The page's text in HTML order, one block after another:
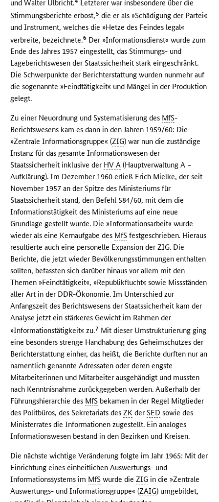
und Walter Ulbricht.
Letzterer war insbesondere über die
Stimmungsberichte erbost, 5 die er als »Schädigung der Partei«
und Instrument, welches die »Hetze des Feindes legal«
verbreite, bezeichnete.6 Der »Informationsdienst« wurde zum
Ende des Jahres 1957 eingestellt, das Stimmungs- und
Lageberichtswesen der Staatssicherheit stark eingeschränkt.
Die Schwerpunkte der Berichterstattung wurden nunmehr auf
die sogenannte »Feindtätigkeit« und Mängel in der Produktion
gelegt.
Zu einer Neuordnung und Systematisierung des MfS-
Berichtswesens kam es dann in den Jahren 1959/60: Die
»Zentrale Informationsgruppe« (ZIG) war nun die zuständige
Instanz für das gesamte Informationswesen der
Staatssicherheit inklusive der HV A (Hauptverwaltung A –
Aufklärung). Im Dezember 1960 erließ Erich Mielke, der seit
November 1957 an der Spitze des Ministeriums für
Staatssicherheit stand, den Befehl 584/60, mit dem die
Informationstätigkeit des Ministeriums auf eine neue
Grundlage gestellt wurde. Die »Informationsarbeit« wurde
wieder als eine Kernaufgabe des MfS festgeschrieben. Hieraus
resultierte auch eine personelle Expansion derZIG. Die
Berichte, die jetzt wieder Bevölkerungsstimmungen enthalten
sollten, befassten sich darüber hinaus vor allem mit den
Themen »Feindtätigkeit«, »Republikflucht« sowie Missständen
aller Art in der DDR-Ökonomie. Im Unterschied zur
Anfangszeit des Berichtswesens der Staatssicherheit kam der
Analyse jetzt ein stärkeres Gewicht im Rahmen der
»Informationstätigkeit« zu.7 Mit dieser Umstrukturierung ging
eine besonders strenge Handhabung des Geheimschutzes der
Berichterstattung einher, das heißt, die Berichte durften nur an
namentlich genannte Adressaten oder deren engste
Mitarbeiterinnen und Mitarbeiter ausgehändigt und mussten
nach Kenntnisnahme zurückgegeben werden. Außerhalb der
Führungshierarchie des MfS bekamen in der Regel Mitglieder
des Politbüros, des Sekretariats desZK derSED sowie des
Ministerrates die Informationen zugestellt. Ein analoges
Informationswesen bestand in den Bezirken und Kreisen.
Die nächste wichtige Veränderung folgte im Jahr 1965: Mit der
Einrichtung eines einheitlichen Auswertungs- und
Informationssystems im MfS wurde dieZIG in die »Zentrale
Auswertungs- und Informationsgruppe« (ZAIG) umgebildet,